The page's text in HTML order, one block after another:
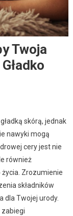
Twoja
skórą, jednak
nawyki mogą
cery jest nie
również
Zrozumienie
składników
dla Twojej urody.